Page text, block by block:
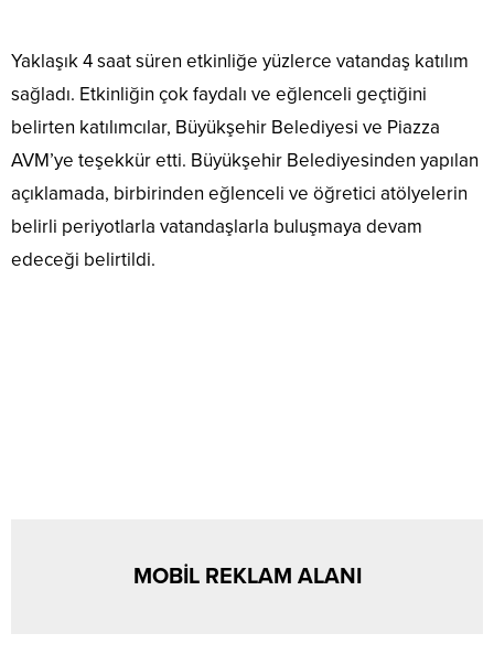
Yaklaşık 4 saat süren etkinliğe yüzlerce vatandaş katılım
sağladı. Etkinliğin çok faydalı ve eğlenceli geçtiğini
belirten katılımcılar, Büyükşehir Belediyesi ve Piazza
AVM’ye teşekkür etti. Büyükşehir Belediyesinden yapılan
açıklamada, birbirinden eğlenceli ve öğretici atölyelerin
belirli periyotlarla vatandaşlarla buluşmaya devam
edeceği belirtildi.
MOBİL REKLAM ALANI